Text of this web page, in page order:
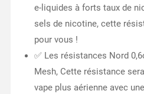
e-liquides à forts taux de
sels de nicotine, cette
pour vous !
✅ Les résistances Nord
Mesh, Cette résistance
vape plus aérienne avec